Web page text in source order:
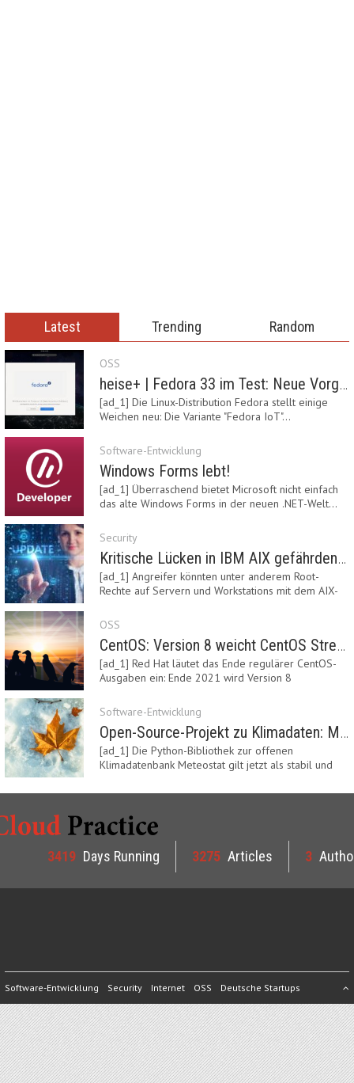
Latest Trending Random
OSS
heise+ | Fedora 33 im Test: Neue Vorgaben mit Btrfs, Systemd-Resolved und zRAM
[ad_1] Die Linux-Distribution Fedora stellt einige
Weichen neu: Die Variante "Fedora IoT"…
Software-Entwicklung
Windows Forms lebt!
[ad_1] Überraschend bietet Microsoft nicht einfach
das alte Windows Forms in der neuen .NET-Welt…
Security
Kritische Lücken in IBM AIX gefährden Server
[ad_1] Angreifer könnten unter anderem Root-
Rechte auf Servern und Workstations mit dem AIX-
OSS
CentOS: Version 8 weicht CentOS Stream
[ad_1] Red Hat läutet das Ende regulärer CentOS-
Ausgaben ein: Ende 2021 wird Version 8
Software-Entwicklung
Open-Source-Projekt zu Klimadaten: Meteostat Python Library 1.0 erschienen
[ad_1] Die Python-Bibliothek zur offenen
Klimadatenbank Meteostat gilt jetzt als stabil und
3419 Days Running 3275 Articles 3
Software-Entwicklung Security Internet OSS Deutsche Startups